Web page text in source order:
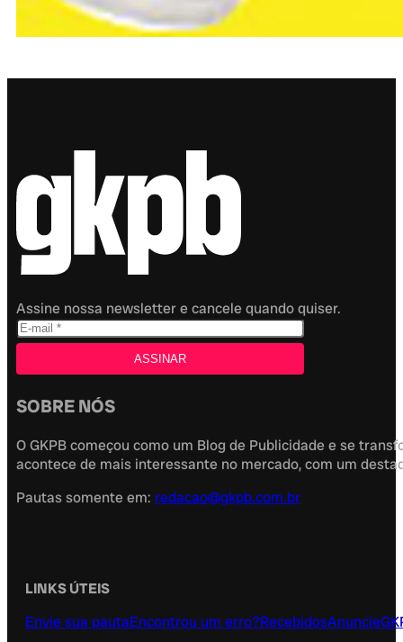
Assine nossa newsletter e cancele quando quiser.
SOBRE NÓS
O GKPB começou como um Blog de Publicidade e se
acontece de mais interessante no mercado, com um
Pautas somente em: redacao@gkpb.com.br
LINKS ÚTEIS
Envie sua pautaEncontrou um erro?RecebidosAnuncie